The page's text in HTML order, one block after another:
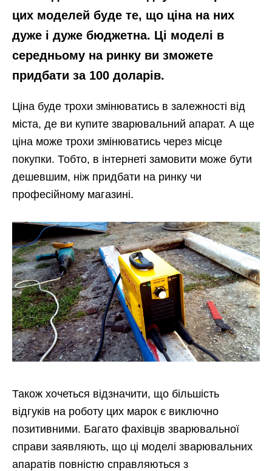
цих моделей буде те, що ціна на них
дуже і дуже бюджетна. Ці моделі в
середньому на ринку ви зможете
придбати за 100 доларів.
Ціна буде трохи змінюватись в залежності від
міста, де ви купите зварювальний апарат. А ще
ціна може трохи змінюватись через місце
покупки. Тобто, в інтернеті замовити може бути
дешевшим, ніж придбати на ринку чи
професійному магазині.
Також хочеться відзначити, що більшість
відгуків на роботу цих марок є виключно
позитивними. Багато фахівців зварювальної
справи заявляють, що ці моделі зварювальних
апаратів повністю справляються з